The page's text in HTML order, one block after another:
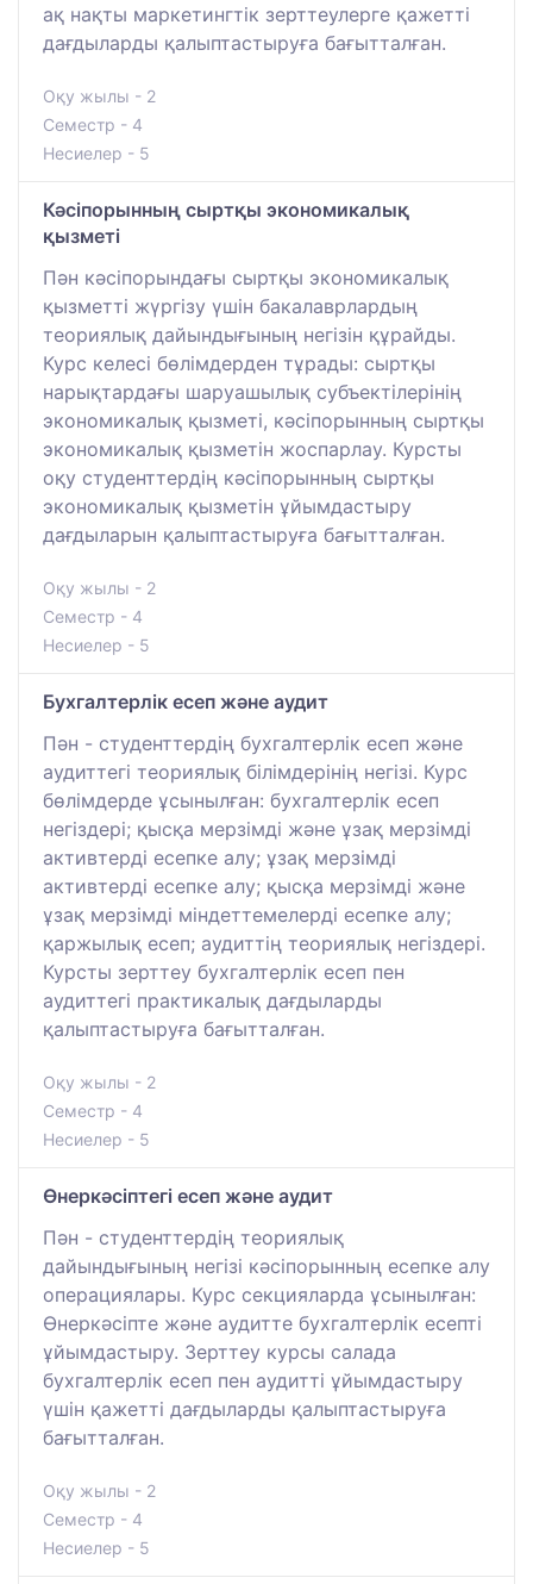
ақ нақты маркетингтік зерттеулерге қажетті
дағдыларды қалыптастыруға бағытталған.
Оқу жылы - 2
Семестр - 4
Несиелер - 5
Кәсіпорынның сыртқы экономикалық
қызметі
Пән кәсіпорындағы сыртқы экономикалық
қызметті жүргізу үшін бакалаврлардың
теориялық дайындығының негізін құрайды.
Курс келесі бөлімдерден тұрады: сыртқы
нарықтардағы шаруашылық субъектілерінің
экономикалық қызметі, кәсіпорынның сыртқы
экономикалық қызметін жоспарлау. Курсты
оқу студенттердің кәсіпорынның сыртқы
экономикалық қызметін ұйымдастыру
дағдыларын қалыптастыруға бағытталған.
Оқу жылы - 2
Семестр - 4
Несиелер - 5
Бухгалтерлік есеп және аудит
Пән - студенттердің бухгалтерлік есеп және
аудиттегі теориялық білімдерінің негізі. Курс
бөлімдерде ұсынылған: бухгалтерлік есеп
негіздері; қысқа мерзімді және ұзақ мерзімді
активтерді есепке алу; ұзақ мерзімді
активтерді есепке алу; қысқа мерзімді және
ұзақ мерзімді міндеттемелерді есепке алу;
қаржылық есеп; аудиттің теориялық негіздері.
Курсты зерттеу бухгалтерлік есеп пен
аудиттегі практикалық дағдыларды
қалыптастыруға бағытталған.
Оқу жылы - 2
Семестр - 4
Несиелер - 5
Өнеркәсіптегі есеп және аудит
Пән - студенттердің теориялық
дайындығының негізі кәсіпорынның есепке алу
операциялары. Курс секцияларда ұсынылған:
Өнеркәсіпте және аудитте бухгалтерлік есепті
ұйымдастыру. Зерттеу курсы салада
бухгалтерлік есеп пен аудитті ұйымдастыру
үшін қажетті дағдыларды қалыптастыруға
бағытталған.
Оқу жылы - 2
Семестр - 4
Несиелер - 5